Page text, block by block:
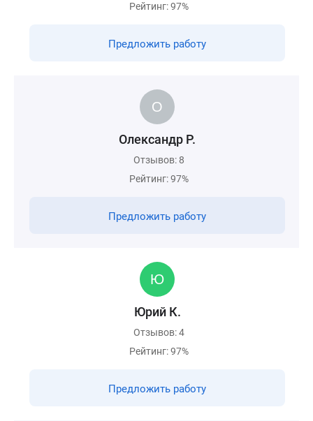
Рейтинг: 97%
Предложить работу
Олександр Р.
Отзывов: 8
Рейтинг: 97%
Предложить работу
Юрий К.
Отзывов: 4
Рейтинг: 97%
Предложить работу